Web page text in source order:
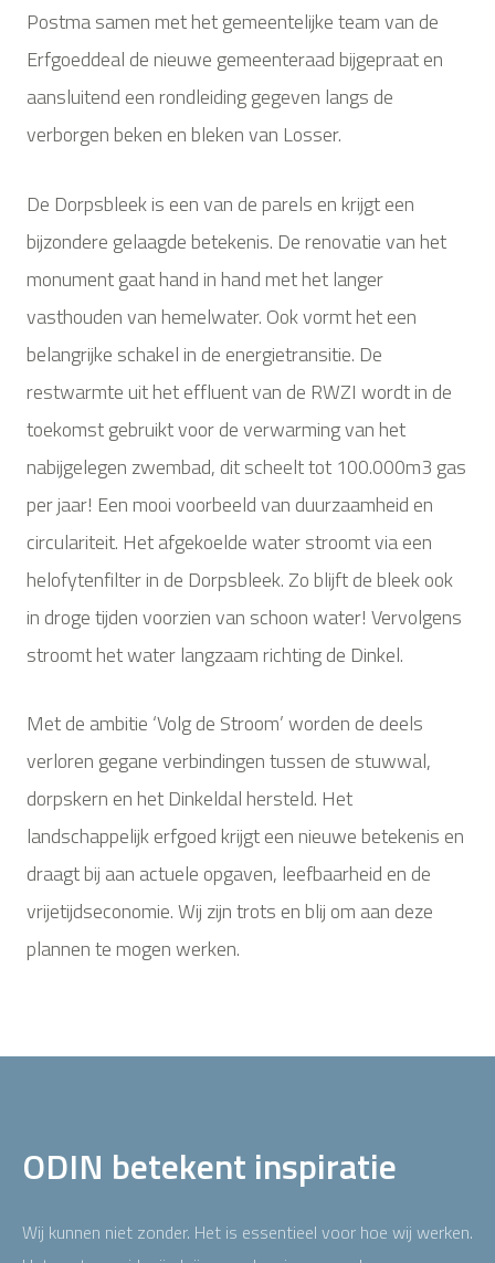
Postma samen met het gemeentelijke team van de
Erfgoeddeal de nieuwe gemeenteraad bijgepraat en
aansluitend een rondleiding gegeven langs de
verborgen beken en bleken van Losser.
De Dorpsbleek is een van de parels en krijgt een
bijzondere gelaagde betekenis. De renovatie van het
monument gaat hand in hand met het langer
vasthouden van hemelwater. Ook vormt het een
belangrijke schakel in de energietransitie. De
restwarmte uit het effluent van de RWZI wordt in de
toekomst gebruikt voor de verwarming van het
nabijgelegen zwembad, dit scheelt tot 100.000m3 gas
per jaar! Een mooi voorbeeld van duurzaamheid en
circulariteit. Het afgekoelde water stroomt via een
helofytenfilter in de Dorpsbleek. Zo blijft de bleek ook
in droge tijden voorzien van schoon water! Vervolgens
stroomt het water langzaam richting de Dinkel.
Met de ambitie ‘Volg de Stroom’ worden de deels
verloren gegane verbindingen tussen de stuwwal,
dorpskern en het Dinkeldal hersteld. Het
landschappelijk erfgoed krijgt een nieuwe betekenis en
draagt bij aan actuele opgaven, leefbaarheid en de
vrijetijdseconomie. Wij zijn trots en blij om aan deze
plannen te mogen werken.
ODIN betekent inspiratie
Wij kunnen niet zonder. Het is essentieel voor hoe wij werken.